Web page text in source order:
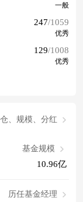
一般
247/1059
优秀
129/1008
优秀
、规模、分红
基金规模
10.96亿
历任基金经理